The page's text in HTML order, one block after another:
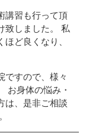
講習も行って頂
致しました。 私
ど良くなり、
ですので、様々
お身体の悩み・
は、是非ご相談
。